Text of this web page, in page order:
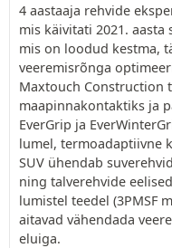
4 aastaaja rehvide
mis käivitati 2021.
mis on loodud kestma,
veeremisrõnga
Maxtouch Construction
maapinnakontaktiks ja
EverGrip ja
lumel, termoadaptiivne
SUV ühendab
ning talverehvide
lumistel teedel (3PMSF
aitavad vähendada
eluiga.